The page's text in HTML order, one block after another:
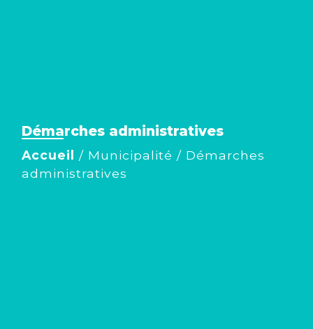
Démarches administratives
Accueil / Municipalité / Démarches
administratives